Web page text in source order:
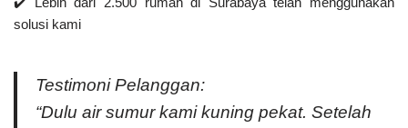
solusi kami
Testimoni Pelanggan:
“Dulu air sumur kami kuning pekat. Setelah